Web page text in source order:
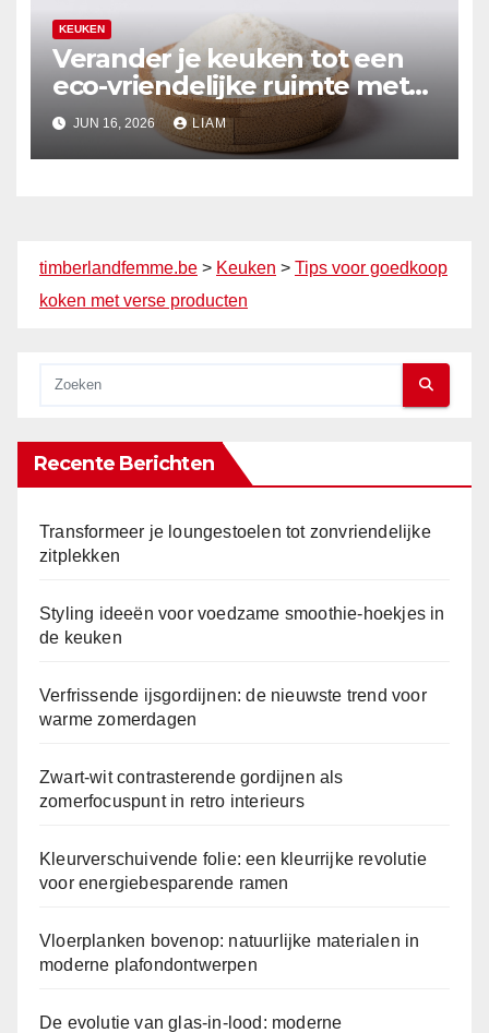
KEUKEN
Verander je keuken tot een
eco-vriendelijke ruimte met
organische materialen
JUN 16, 2026 LIAM
timberlandfemme.be > Keuken > Tips voor goedkoop
koken met verse producten
Recente Berichten
Transformeer je loungestoelen tot zonvriendelijke
zitplekken
Styling ideeën voor voedzame smoothie-hoekjes in
de keuken
Verfrissende ijsgordijnen: de nieuwste trend voor
warme zomerdagen
Zwart-wit contrasterende gordijnen als
zomerfocuspunt in retro interieurs
Kleurverschuivende folie: een kleurrijke revolutie
voor energiebesparende ramen
Vloerplanken bovenop: natuurlijke materialen in
moderne plafondontwerpen
De evolutie van glas-in-lood: moderne